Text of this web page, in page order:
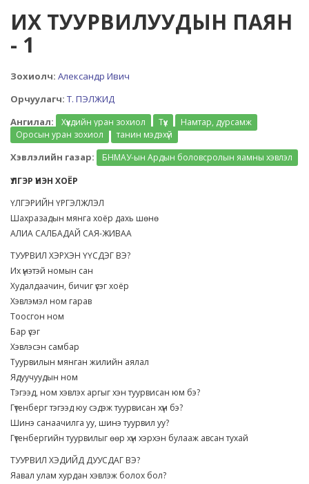
ИХ ТУУРВИЛУУДЫН ПАЯН
- 1
Зохиолч: Александр Ивич
Орчуулагч: Т. ПЭЛЖИД
Ангилал:
Хүүхдийн уран зохиол Түүх
Намтар, дурсамж
Оросын уран зохиол
танин мэдэхүй
Хэвлэлийн газар:
БНМАУ-ын Ардын боловсролын яамны хэвлэл
ҮЛГЭР ҮНЭН ХОЁР
ҮЛГЭРИЙН ҮРГЭЛЖЛЭЛ
Шахразадын мянга хоёр дахь шөнө
АЛИА САЛБАДАЙ САЯ-ЖИВАА
ТУУРВИЛ ХЭРХЭН ҮҮСДЭГ ВЭ?
Их үнэтэй номын сан
Худалдаачин, бичиг үсэг хоёр
Хэвлэмэл ном гарав
Тоосгон ном
Бар үсэг
Хэвлэсэн самбар
Туурвилын мянган жилийн аялал
Ядуучуудын ном
Тэгээд, ном хэвлэх аргыг хэн туурвисан юм бэ?
Гүтенберг тэгээд юу сэдэж туурвисан хүн бэ?
Шинэ санаачилга уу, шинэ туурвил уу?
Гүтенбергийн туурвилыг өөр хүн хэрхэн булааж авсан тухай
ТУУРВИЛ ХЭДИЙД ДУУСДАГ ВЭ?
Яавал улам хурдан хэвлэж болох бол?